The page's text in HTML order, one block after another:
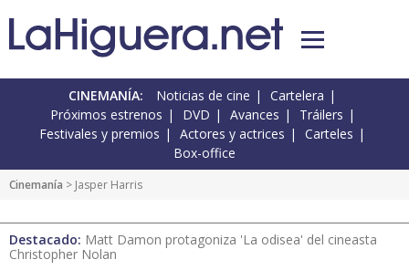
CINEMANÍA: Noticias de cine
Cartelera
Próximos estrenos
DVD Avances
Tráilers
Festivales y premios
Actores y actrices
Carteles
Box-office
Cinemanía > Jasper Harris
Destacado: Matt Damon protagoniza 'La odisea' del cineasta
Christopher Nolan